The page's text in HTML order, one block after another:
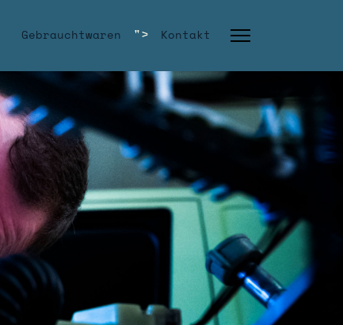
Gebrauchtwaren "> Kontakt